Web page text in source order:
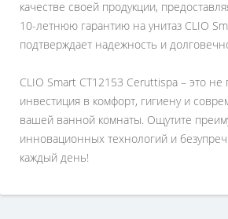
качестве своей продукции,
10-летнюю гарантию на унитаз CLIO
подтверждает надежность и
CLIO Smart CT12153 Ceruttispa – это не
инвестиция в комфорт, гигиену и
вашей ванной комнаты. Ощутите
инновационных технологий и
каждый день!